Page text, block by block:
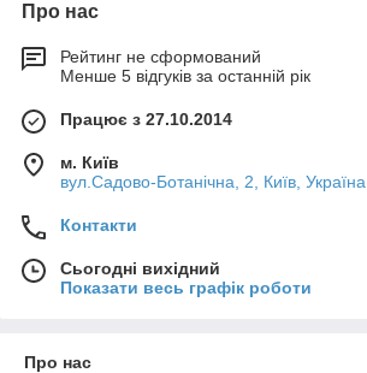
Про нас
Рейтинг не сформований
Менше 5 відгуків за останній рік
Працює з 27.10.2014
м. Київ
вул.Садово-Ботанічна, 2, Київ, Україна
Контакти
Сьогодні вихідний
Показати весь графік роботи
Про нас